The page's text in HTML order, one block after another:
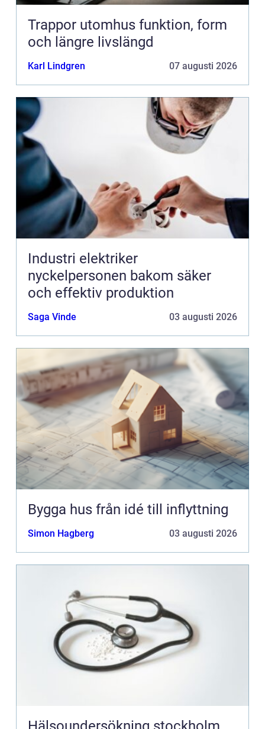
Trappor utomhus funktion, form
och längre livslängd
Karl Lindgren 07 augusti 2026
Industri elektriker
nyckelpersonen bakom säker
och effektiv produktion
Saga Vinde 03 augusti 2026
Bygga hus från idé till inflyttning
Simon Hagberg 03 augusti 2026